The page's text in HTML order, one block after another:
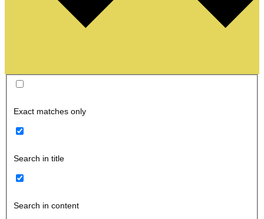
Exact matches only
Search in title
Search in content